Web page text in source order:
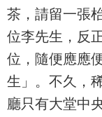
茶，請留一張
位李先生，反
位，隨便應應
生」。不久，
廳只有大堂中